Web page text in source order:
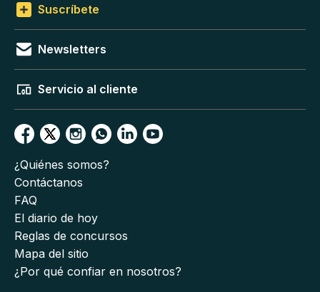
Suscríbete
Newsletters
Servicio al cliente
¿Quiénes somos?
Contáctanos
FAQ
El diario de hoy
Reglas de concursos
Mapa del sitio
¿Por qué confiar en nosotros?